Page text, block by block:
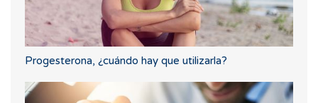
Progesterona, ¿cuándo hay que utilizarla?